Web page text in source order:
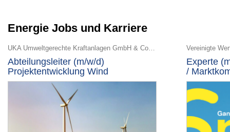
Energie Jobs und Karriere
UKA Umweltgerechte Kraftanlagen GmbH & Co. KG
Abteilungsleiter (m/w/d)
Projektentwicklung Wind
Vereinigte
Experte
/